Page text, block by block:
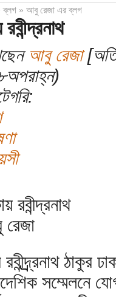
ব্লগ» আবু রেজা এর ব্লগ
আবু রেজা
রবীন্দ্রনাথ
সম্মেলনে